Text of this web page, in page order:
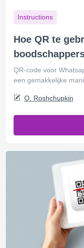
Instructions
Hoe QR te
QR-code voor
een gemakkelijke
O. Roshchupkin